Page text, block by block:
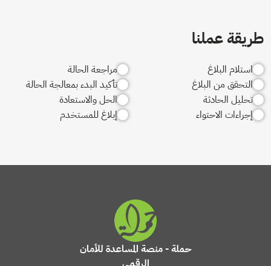
طريقة عملنا
استلام البلاغ
التحقق من البلاغ
مراجعة الحالة
تأكيد البدء بمعالجة الحالة
تحليل الحادثة
إجراءات الاحتواء
الحل والاستعادة
إبلاغ للمستخدم
حملة - منصة المساعدة للأمان